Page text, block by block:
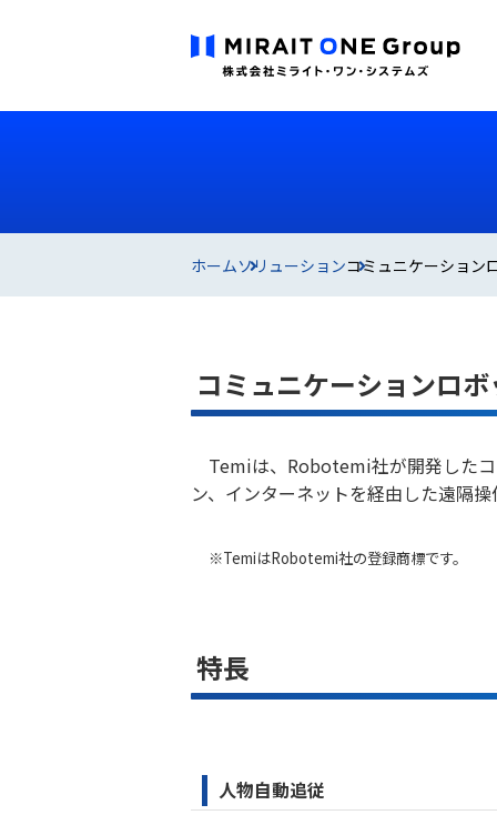
ホームソリューションコミュニケーション
コミュニケーションロ
Temiは、Robotemi社が開発した
ン、インターネットを経由した遠隔
※TemiはRobotemi社の登録商標です。
特長
人物自動追従